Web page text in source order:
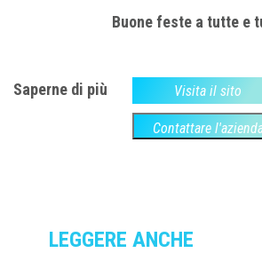
Buone feste a tutte e
Saperne di più Visita il sito
Contattare
LEGGERE ANCHE